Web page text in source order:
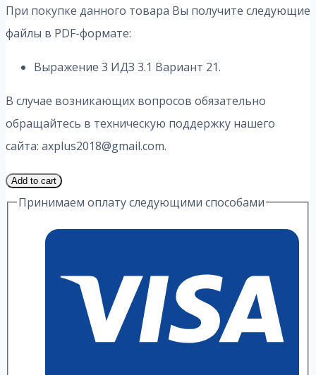
При покупке данного товара Вы получите следующие
файлы в PDF-формате:
Выражение 3 ИДЗ 3.1 Вариант 21.
В случае возникающих вопросов обязательно
обращайтесь в техническую поддержку нашего
сайта: axplus2018@gmail.com.
1
Часть
Add to cart
Принимаем оплату следующими способами